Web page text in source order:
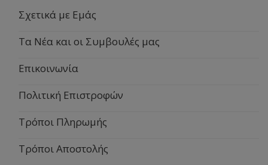
Σχετικά με Εμάς
Τα Νέα και οι Συμβουλές μας
Επικοινωνία
Πολιτική Επιστροφών
Τρόποι Πληρωμής
Τρόποι Αποστολής